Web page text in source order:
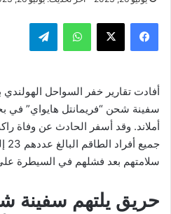
فيسبوك ‫X واتساب تيلقرام
أفادت تقارير خفر السواحل
سفينة شحن “فريمانتل هايواي” في
سلامتهم بعد فشلهم في السيطرة على
حريق يلتهم سفينة